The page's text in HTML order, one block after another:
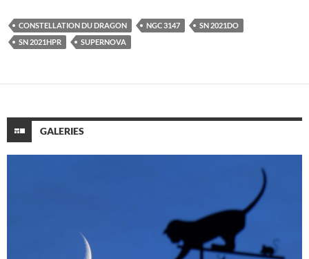
CONSTELLATION DU DRAGON NGC 3147
SN 2021DO
SN 2021HPR
SUPERNOVA
GALERIES